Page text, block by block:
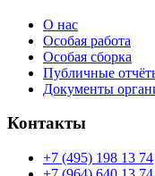
О нас
Особая работа
Особая сборка
Публичные
Документы
Контакты
+7 (495) 198 13 74